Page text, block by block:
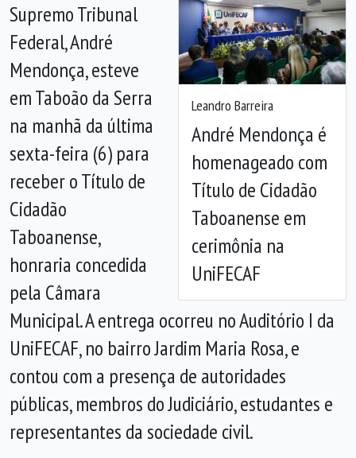
Leandro Barreira
André Mendonça é
homenageado com
Título de Cidadão
Taboanense em
cerimônia na
UniFECAF
Anterior
Supremo Tribunal
Federal, André
Mendonça, esteve
em Taboão da Serra
na manhã da última
sexta-feira (6) para
receber o Título de
Cidadão
Taboanense,
honraria concedida
pela Câmara
Municipal. A entrega ocorreu no Auditório I da
UniFECAF, no bairro Jardim Maria Rosa, e
contou com a presença de autoridades
públicas, membros do Judiciário, estudantes e
representantes da sociedade civil.